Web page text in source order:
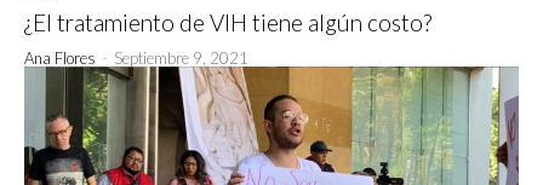
¿El tratamiento de VIH tiene algún costo?
Ana Flores - Septiembre 9, 2021